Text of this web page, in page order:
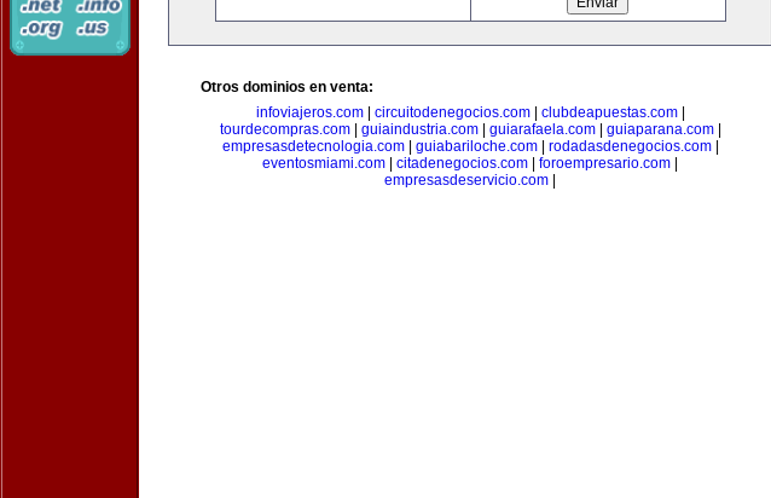
Otros dominios en venta:
infoviajeros.com| circuitodenegocios.com| clubdeapuestas.com|
tourdecompras.com| guiaindustria.com| guiarafaela.com| guiaparana.com|
empresasdetecnologia.com| guiabariloche.com| rodadasdenegocios.com|
eventosmiami.com
citadenegocios.com foroempresario.com
empresasdeservicio.com